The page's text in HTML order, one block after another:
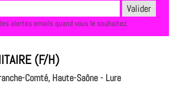
alertes emails quand vous le souhaitez.
(F/H)
Comté, Haute-Saône - Lure